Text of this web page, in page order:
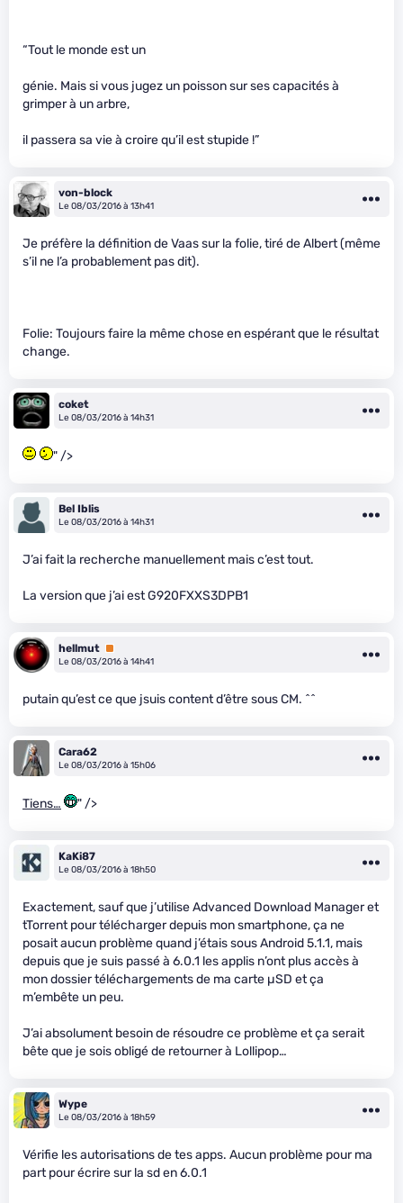
“Tout le monde est un
génie. Mais si vous jugez un poisson sur ses capacités à
grimper à un arbre,
il passera sa vie à croire qu’il est stupide !”
von-block
Le 08/03/2016 à 13h41
Je préfère la définition de Vaas sur la folie, tiré de Albert (même
s’il ne l’a probablement pas dit).
Folie: Toujours faire la même chose en espérant que le résultat
change.
coket
Le 08/03/2016 à 14h31
" />
Bel Iblis
Le 08/03/2016 à 14h31
J’ai fait la recherche manuellement mais c’est tout.
La version que j’ai est G920FXXS3DPB1
hellmut Premium
Le 08/03/2016 à 14h41
putain qu’est ce que jsuis content d’être sous CM. ^^
Cara62
Le 08/03/2016 à 15h06
Tiens… " />
KaKi87
Le 08/03/2016 à 18h50
Exactement, sauf que j’utilise Advanced Download Manager et
tTorrent pour télécharger depuis mon smartphone, ça ne
posait aucun problème quand j’étais sous Android 5.1.1, mais
depuis que je suis passé à 6.0.1 les applis n’ont plus accès à
mon dossier téléchargements de ma carte µSD et ça
m’embête un peu.
J’ai absolument besoin de résoudre ce problème et ça serait
bête que je sois obligé de retourner à Lollipop…
Wype
Le 08/03/2016 à 18h59
Vérifie les autorisations de tes apps. Aucun problème pour ma
part pour écrire sur la sd en 6.0.1